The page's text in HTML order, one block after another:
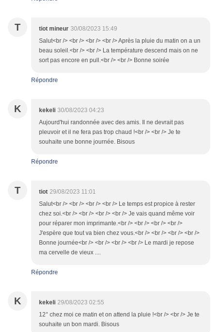
T tiot mineur 30/08/2023 15:49
Salut<br /> <br /> <br /> <br /> Après la pluie du matin on a un
beau soleil.<br /> <br /> La température descend mais on ne
sort pas encore en pull.<br /> <br /> Bonne soirée
Répondre
K kekeli 30/08/2023 04:23
Aujourd'hui randonnée avec des amis. Il ne devrait pas
pleuvoir et il ne fera pas trop chaud !<br /> <br /> Je te
souhaite une bonne journée. Bisous
Répondre
T tiot 29/08/2023 11:01
Salut<br /> <br /> <br /> <br /> Le temps est propice à rester
chez soi.<br /> <br /> <br /> <br /> Je vais quand même voir
pour réparer mon imprimante.<br /> <br /> <br /> <br />
J'espère que tout va bien chez vous.<br /> <br /> <br /> <br />
Bonne journée<br /> <br /> <br /> <br /> Le mardi je repose
ma cervelle de vieux ....
Répondre
K kekeli 29/08/2023 02:55
12° chez moi ce matin et on attend la pluie !<br /> <br /> Je te
souhaite un bon mardi. Bisous